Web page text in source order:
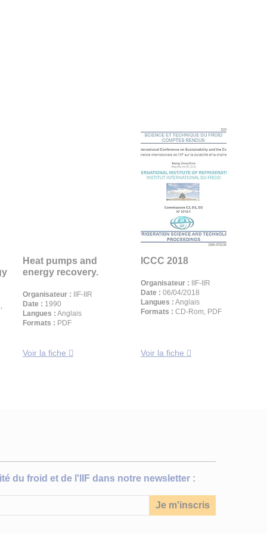
Heat pumps and
energy recovery.
Organisateur : IIF-IIR
Date : 1990
Langues : Anglais
Formats : PDF
Voir la fiche
ICCC 2018
Organisateur : IIF-IIR
Date : 06/04/2018
Langues : Anglais
Formats : CD-Rom, PDF
Voir la fiche
du froid et de l'IIF dans notre newsletter :